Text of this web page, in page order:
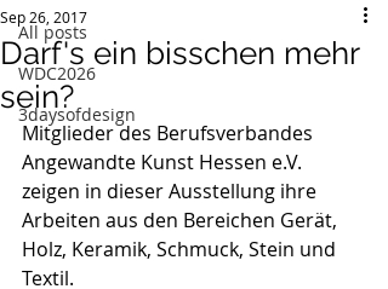
All posts
WDC2026
3daysofdesign
Darf's ein bisschen mehr
sein?
Sep 26, 2017
Mitglieder des Berufsverbandes
Angewandte Kunst Hessen e.V.
zeigen in dieser Ausstellung ihre
Arbeiten aus den Bereichen Gerät,
Holz, Keramik, Schmuck, Stein und
Textil.